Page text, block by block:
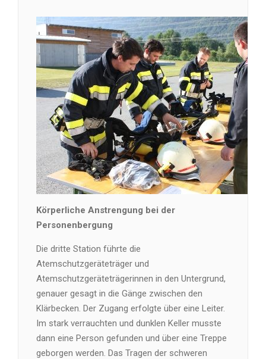
Körperliche Anstrengung bei der
Personenbergung
Die dritte Station führte die
Atemschutzgeräteträger und
Atemschutzgeräteträgerinnen in den Untergrund,
genauer gesagt in die Gänge zwischen den
Klärbecken. Der Zugang erfolgte über eine Leiter.
Im stark verrauchten und dunklen Keller musste
dann eine Person gefunden und über eine Treppe
geborgen werden. Das Tragen der schweren